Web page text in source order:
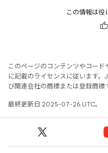
この情報は役
このページのコンテンツやコード
に記載のライセンスに従います
び関連会社の商標または登録商標
最終更新日 2025-07-26 UTC。